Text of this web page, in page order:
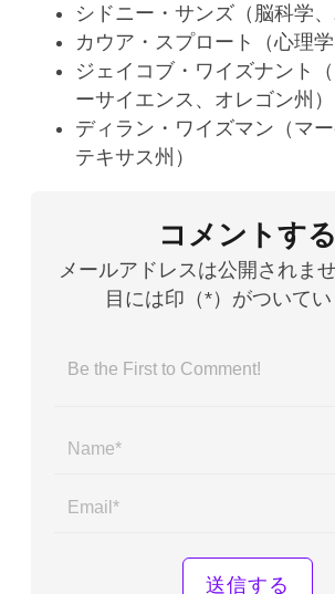
シドニー・サンズ（脳科学、
カウア・スプロート（心理学
ジェイコブ・ワイズナント
ーサイエンス、オレゴン州）
ディラン・ワイズマン（マー
テキサス州）
コメントする
メールアドレスは公開されま
目には印（*）がついてい